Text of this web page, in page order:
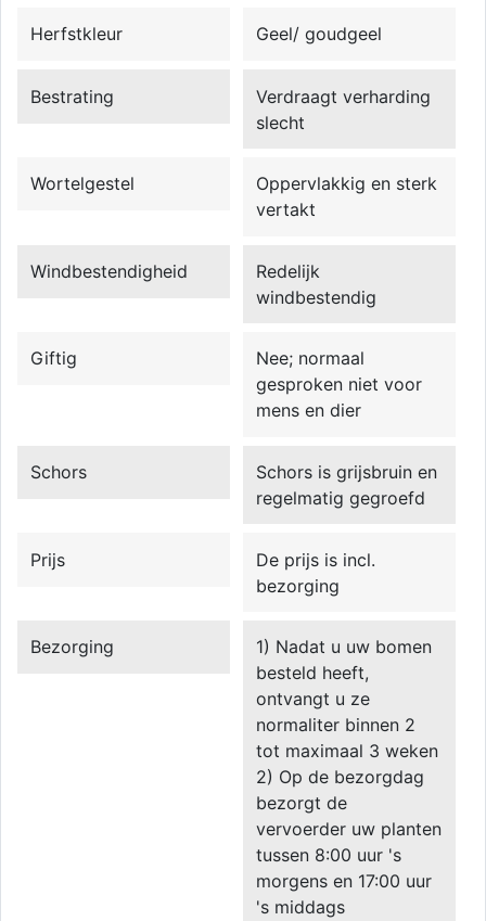
Herfstkleur Geel/ goudgeel
Bestrating
Verdraagt verharding
slecht
Wortelgestel
Oppervlakkig en sterk
vertakt
Windbestendigheid
Redelijk
windbestendig
Giftig
Nee; normaal
gesproken niet voor
mens en dier
Schors
Schors is grijsbruin en
regelmatig gegroefd
Prijs
De prijs is incl.
bezorging
Bezorging
1) Nadat u uw bomen
besteld heeft,
ontvangt u ze
normaliter binnen 2
tot maximaal 3 weken
2) Op de bezorgdag
bezorgt de
vervoerder uw planten
tussen 8:00 uur 's
morgens en 17:00 uur
's middags